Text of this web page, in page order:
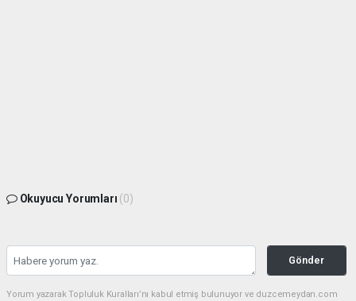
Okuyucu Yorumları (0)
Gönder
Yorum yazarak Topluluk Kuralları’nı kabul etmiş bulunuyor ve duzcemeydan.com